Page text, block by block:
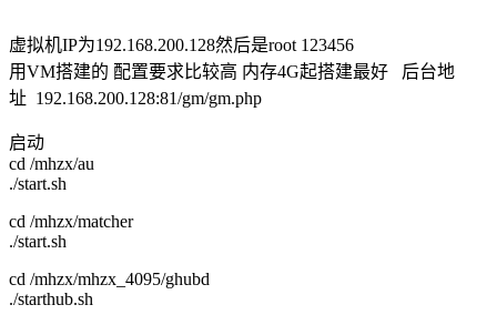
虚拟机IP为192.168.200.128然后是root 123456
用VM搭建的 配置要求比较高 内存4G起搭建最好 后台地
址 192.168.200.128:81/gm/gm.php
启动
cd /mhzx/au
./start.sh
cd /mhzx/matcher
./start.sh
cd /mhzx/mhzx_4095/ghubd
./starthub.sh